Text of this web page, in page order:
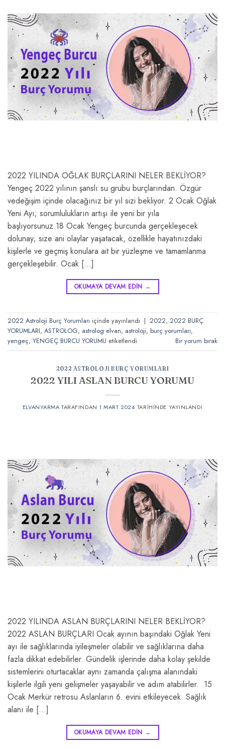
2022 YILINDA OĞLAK BURÇLARINI NELER BEKLİYOR?
Yengeç 2022 yılının şanslı su grubu burçlarından. Özgür
vedeğişim içinde olacağınız bir yıl sizi bekliyor. 2 Ocak Oğlak
Yeni Ayı; sorumlulukların artışı ile yeni bir yıla
başlıyorsunuz.18 Ocak Yengeç burcunda gerçekleşecek
dolunay; size ani olaylar yaşatacak, özellikle hayatınızdaki
kişilerle ve geçmiş konulara ait bir yüzleşme ve tamamlanma
gerçekleşebilir. Ocak […]
OKUMAYA DEVAM EDIN →
2022 Astroloji Burç Yorumları içinde yayınlandı | 2022, 2022 BURÇ
YORUMLARI, ASTROLOG, astrolog elvan, astroloji, burç yorumları,
yengeç, YENGEÇ BURCU YORUMU etiketlendi Bir yorum bırak
2022 ASTROLOJI BURÇ YORUMLARI
2022 YILI ASLAN BURCU YORUMU
ELVANYARMA TARAFINDAN 1 MART 2024 TARIHINDE YAYINLANDI
2022 YILINDA ASLAN BURÇLARINI NELER BEKLİYOR?
2022 ASLAN BURÇLARI Ocak ayının başındaki Oğlak Yeni
ayı ile sağlıklarında iyileşmeler olabilir ve sağlıklarına daha
fazla dikkat edebilirler. Gündelik işlerinde daha kolay şekilde
sistemlerini oturtacaklar aynı zamanda çalışma alanındaki
kişilerle ilgili yeni gelişmeler yaşayabilir ve adım atabilirler. 15
Ocak Merkür retrosu Aslanların 6. evini etkileyecek. Sağlık
alanı ile […]
OKUMAYA DEVAM EDIN →